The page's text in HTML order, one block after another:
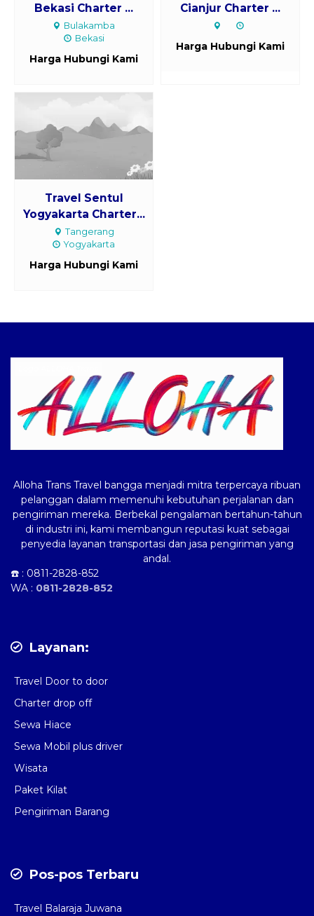
Bekasi Charter ...
Bulakamba
Bekasi
Harga Hubungi Kami
Cianjur Charter ...
Harga Hubungi Kami
Travel Sentul
Yogyakarta Charter...
Tangerang
Yogyakarta
Harga Hubungi Kami
Alloha Trans Travel bangga menjadi mitra terpercaya ribuan
pelanggan dalam memenuhi kebutuhan perjalanan dan
pengiriman mereka. Berbekal pengalaman bertahun-tahun
di industri ini, kami membangun reputasi kuat sebagai
penyedia layanan transportasi dan jasa pengiriman yang
andal.
☎️ : 0811-2828-852
WA : 0811-2828-852
Layanan:
Travel Door to door
Charter drop off
Sewa Hiace
Sewa Mobil plus driver
Wisata
Paket Kilat
Pengiriman Barang
Pos-pos Terbaru
Travel Balaraja Juwana